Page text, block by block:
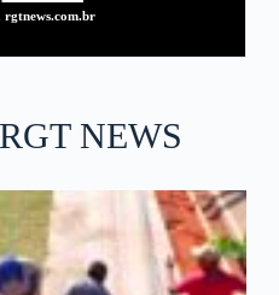
rgtnews.com.br
NEWS